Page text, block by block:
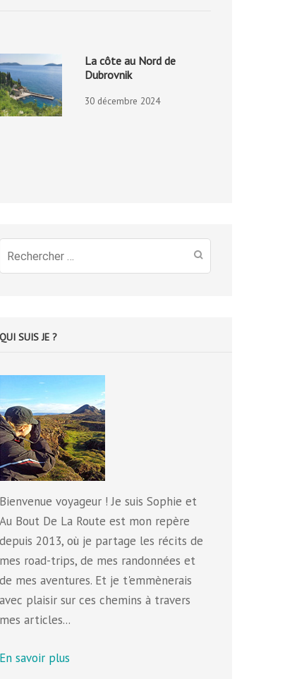
La côte au Nord de
Dubrovnik
30 décembre 2024
Recherche
pour
QUI SUIS JE ?
Bienvenue voyageur ! Je suis Sophie et
Au Bout De La Route est mon repère
depuis 2013, où je partage les récits de
mes road-trips, de mes randonnées et
de mes aventures. Et je t'emmènerais
avec plaisir sur ces chemins à travers
mes articles...
En savoir plus